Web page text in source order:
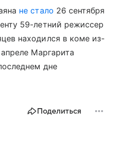
не стало 26 сентября
59-летний режиссер
находился в коме из-
Маргарита
дне
Поделиться